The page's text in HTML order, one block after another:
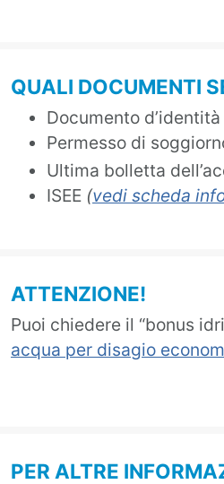
QUALI DOCUMENTI
Documento
Permesso di
Ultima bolletta
ISEE (vedi scheda
ATTENZIONE!
Puoi chiedere il “bonus
acqua per disagio
PER ALTRE